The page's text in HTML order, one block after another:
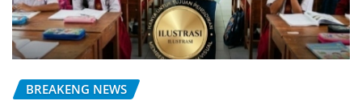
BREAKENG NEWS